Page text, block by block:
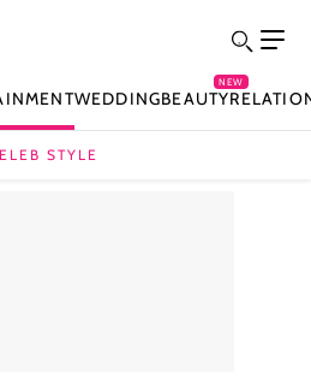
WEDDINGBEAUTY
NEW
STYLE